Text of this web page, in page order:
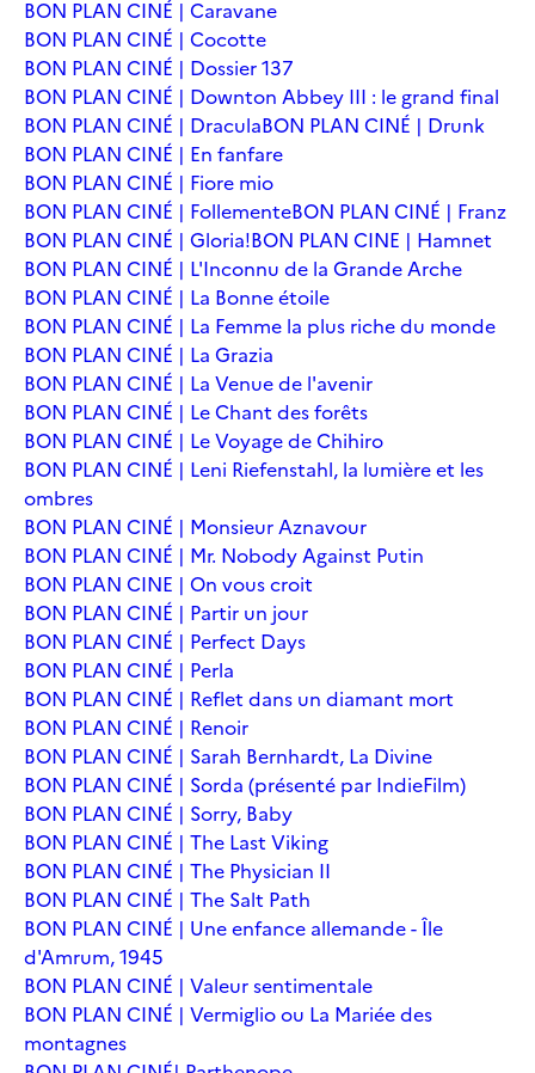
BON PLAN CINÉ | Caravane
BON PLAN CINÉ | Cocotte
BON PLAN CINÉ | Dossier 137
BON PLAN CINÉ | Downton Abbey III : le grand final
BON PLAN CINÉ | DraculaBON PLAN CINÉ | Drunk
BON PLAN CINÉ | En fanfare
BON PLAN CINÉ | Fiore mio
BON PLAN CINÉ | FollementeBON PLAN CINÉ | Franz
BON PLAN CINÉ | Gloria!BON PLAN CINE | Hamnet
BON PLAN CINÉ | L'Inconnu de la Grande Arche
BON PLAN CINÉ | La Bonne étoile
BON PLAN CINÉ | La Femme la plus riche du monde
BON PLAN CINÉ | La Grazia
BON PLAN CINÉ | La Venue de l'avenir
BON PLAN CINÉ | Le Chant des forêts
BON PLAN CINÉ | Le Voyage de Chihiro
BON PLAN CINÉ | Leni Riefenstahl, la lumière et les
ombres
BON PLAN CINÉ | Monsieur Aznavour
BON PLAN CINÉ | Mr. Nobody Against Putin
BON PLAN CINE | On vous croit
BON PLAN CINÉ | Partir un jour
BON PLAN CINÉ | Perfect Days
BON PLAN CINÉ | Perla
BON PLAN CINÉ | Reflet dans un diamant mort
BON PLAN CINÉ | Renoir
BON PLAN CINÉ | Sarah Bernhardt, La Divine
BON PLAN CINÉ | Sorda (présenté par IndieFilm)
BON PLAN CINÉ | Sorry, Baby
BON PLAN CINÉ | The Last Viking
BON PLAN CINÉ | The Physician II
BON PLAN CINÉ | The Salt Path
BON PLAN CINÉ | Une enfance allemande - Île
d'Amrum, 1945
BON PLAN CINÉ | Valeur sentimentale
BON PLAN CINÉ | Vermiglio ou La Mariée des
montagnes